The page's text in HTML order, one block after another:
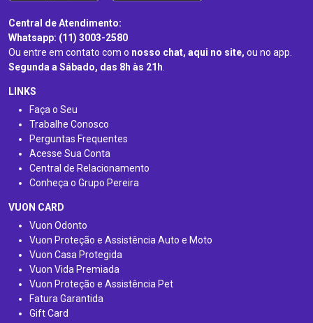
Central de Atendimento:
Whatsapp: (11) 3003-2580
Ou entre em contato com o nosso chat, aqui no site, ou no app.
Segunda a Sábado, das 8h às 21h.
LINKS
Faça o Seu
Trabalhe Conosco
Perguntas Frequentes
Acesse Sua Conta
Central de Relacionamento
Conheça o Grupo Pereira
VUON CARD
Vuon Odonto
Vuon Proteção e Assistência Auto e Moto
Vuon Casa Protegida
Vuon Vida Premiada
Vuon Proteção e Assistência Pet
Fatura Garantida
Gift Card